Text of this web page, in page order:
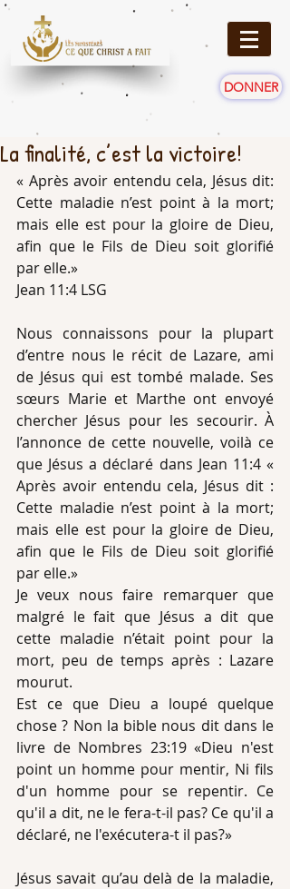
DONNER
La finalité, c’est la victoire!
« Après avoir entendu cela, Jésus dit:
Cette maladie n’est point à la mort;
mais elle est pour la gloire de Dieu,
afin que le Fils de Dieu soit glorifié
par elle.»
Jean 11:4 LSG
Nous connaissons pour la plupart
d’entre nous le récit de Lazare, ami
de Jésus qui est tombé malade. Ses
sœurs Marie et Marthe ont envoyé
chercher Jésus pour les secourir. À
l’annonce de cette nouvelle, voilà ce
que Jésus a déclaré dans Jean 11:4 «
Après avoir entendu cela, Jésus dit :
Cette maladie n’est point à la mort;
mais elle est pour la gloire de Dieu,
afin que le Fils de Dieu soit glorifié
par elle.»
Je veux nous faire remarquer que
malgré le fait que Jésus a dit que
cette maladie n’était point pour la
mort, peu de temps après : Lazare
mourut.
Est ce que Dieu a loupé quelque
chose ? Non la bible nous dit dans le
livre de Nombres 23:19 «Dieu n'est
point un homme pour mentir, Ni fils
d'un homme pour se repentir. Ce
qu'il a dit, ne le fera-t-il pas? Ce qu'il a
déclaré, ne l'exécutera-t il pas?»
Jésus savait qu’au delà de la maladie,